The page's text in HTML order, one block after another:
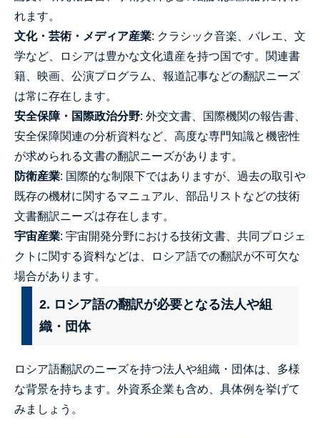
れます。
文化・芸術・メディア産業: クラシック音楽、バレエ、文
学など、ロシアは豊かな文化遺産を持つ国です。関連書
籍、映画、公演プログラム、報道記事などの翻訳ニーズ
は常に存在します。
安全保障・国際政治分野: 外交文書、国際機関の報告書、
安全保障関連の分析資料など、高度な専門知識と機密性
が求められる文書の翻訳ニーズがあります。
防衛産業: 国際的な制限下ではありますが、過去の取引や
既存の機材に関するマニュアル、部品リストなどの技術
文書翻訳ニーズは存在します。
宇宙産業: 宇宙開発分野における技術文書、共同プロジェ
クトに関する資料などは、ロシア語での翻訳が不可欠な
場合があります。
2. ロシア語の翻訳が必要となる法人や組
織・団体
ロシア語翻訳のニーズを持つ法人や組織・団体は、多様
な背景を持ちます。外資系企業も含め、具体例を挙げて
みましょう。